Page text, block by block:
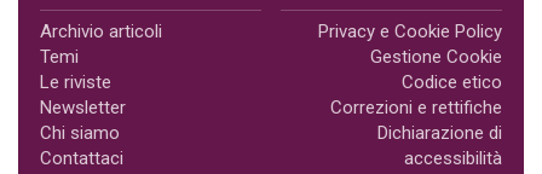
Archivio articoli
Temi
Le riviste
Newsletter
Chi siamo
Contattaci
Privacy e Cookie Policy
Gestione Cookie
Codice etico
Correzioni e rettifiche
Dichiarazione di
accessibilità